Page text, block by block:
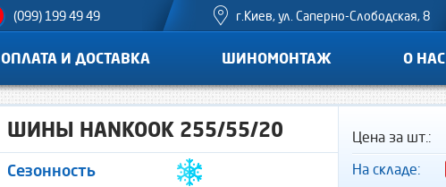
(099) 199 49 49 г.Киев, ул. Саперно-Слободская, 8
ОПЛАТА И ДОСТАВКА ШИНОМОНТАЖ О НАС
ШИНЫ HANKOOK 255/55/20
Сезонность
Цена за шт.:
На складе: